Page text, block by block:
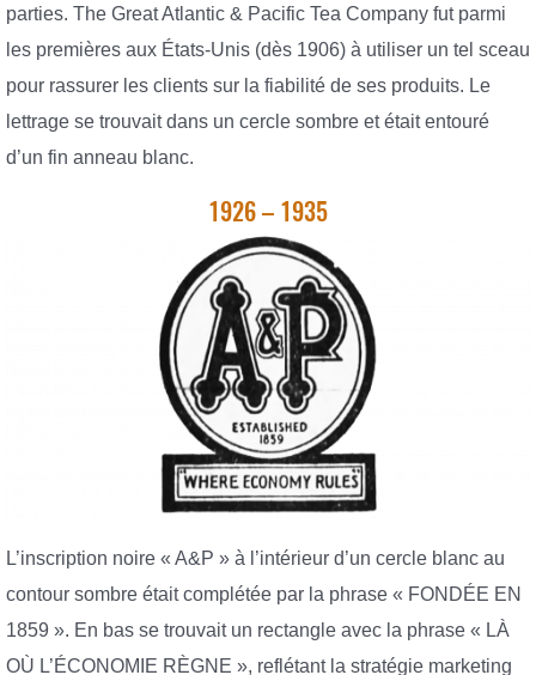
parties. The Great Atlantic & Pacific Tea Company fut parmi
les premières aux États-Unis (dès 1906) à utiliser un tel sceau
pour rassurer les clients sur la fiabilité de ses produits. Le
lettrage se trouvait dans un cercle sombre et était entouré
d’un fin anneau blanc.
1926 – 1935
L’inscription noire « A&P » à l’intérieur d’un cercle blanc au
contour sombre était complétée par la phrase « FONDÉE EN
1859 ». En bas se trouvait un rectangle avec la phrase « LÀ
OÙ L’ÉCONOMIE RÈGNE », reflétant la stratégie marketing